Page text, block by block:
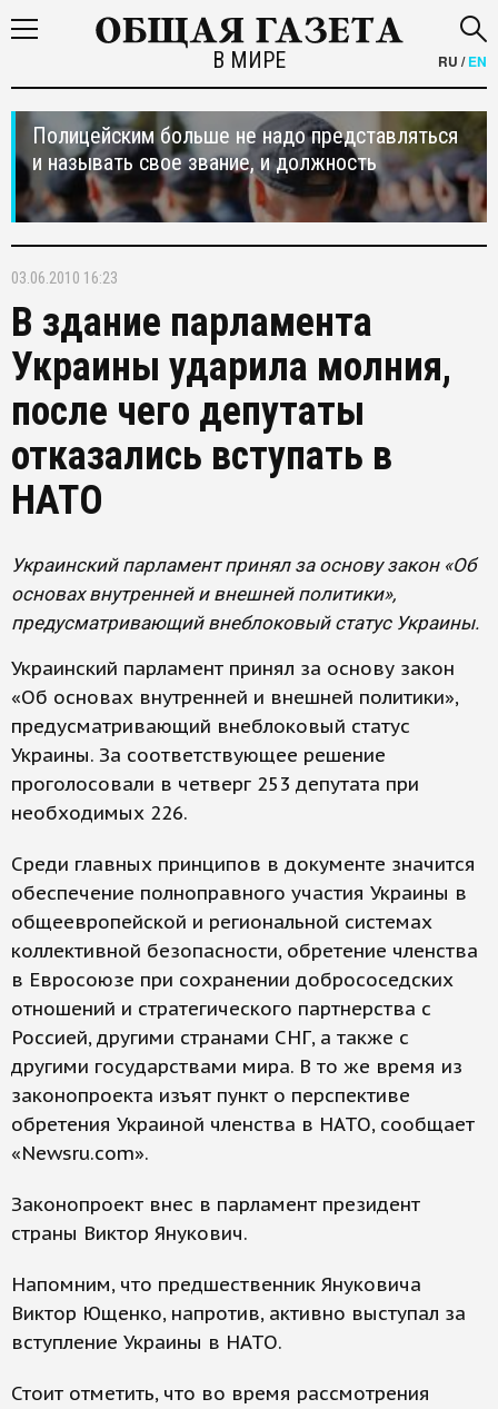
В МИРЕ RU /EN
Полицейским больше не надо представляться
и называть свое звание, и должность
03.06.2010 16:23
В здание парламента
Украины ударила молния,
после чего депутаты
отказались вступать в
НАТО
Украинский парламент принял за основу закон «Об
основах внутренней и внешней политики»,
предусматривающий внеблоковый статус Украины.
Украинский парламент принял за основу закон
«Об основах внутренней и внешней политики»,
предусматривающий внеблоковый статус
Украины. За соответствующее решение
проголосовали в четверг 253 депутата при
необходимых 226.
Среди главных принципов в документе значится
обеспечение полноправного участия Украины в
общеевропейской и региональной системах
коллективной безопасности, обретение членства
в Евросоюзе при сохранении добрососедских
отношений и стратегического партнерства с
Россией, другими странами СНГ, а также с
другими государствами мира. В то же время из
законопроекта изъят пункт о перспективе
обретения Украиной членства в НАТО, сообщает
«Newsru.com».
Законопроект внес в парламент президент
страны Виктор Янукович.
Напомним, что предшественник Януковича
Виктор Ющенко, напротив, активно выступал за
вступление Украины в НАТО.
Стоит отметить, что во время рассмотрения